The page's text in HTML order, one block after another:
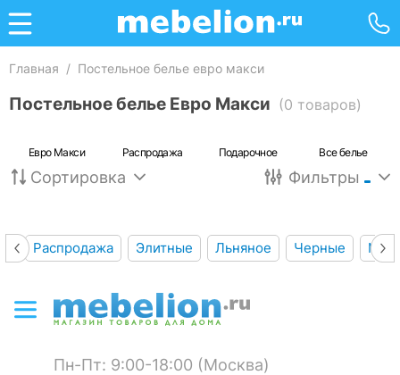
Главная / Постельное белье евро макси
Постельное белье Евро Макси (0 товаров)
Евро Макси Распродажа Подарочное Все белье
Сортировка Фильтры
Распродажа Элитные Льняное Черные
Пн-Пт: 9:00-18:00 (Москва)